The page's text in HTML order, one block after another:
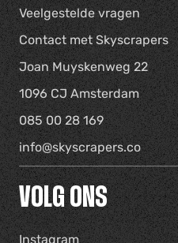
Veelgestelde vragen
Contact met Skyscrapers
Joan Muyskenweg 22
1096 CJ Amsterdam
085 00 28 169
info@skyscrapers.co
VOLG ONS
Instagram